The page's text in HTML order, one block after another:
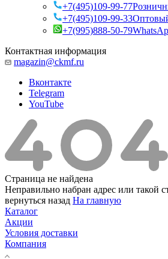
+7(495)109-99-77
+7(495)109-99-33
+7(995)888-50-79
Контактная информация
magazin@ckmf.ru
Вконтакте
Telegram
YouTube
Страница не найдена
Неправильно набран адрес или такой
вернуться назад На главную
Каталог
Акции
Условия доставки
Компания